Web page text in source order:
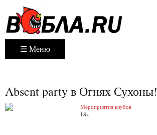
☰ Меню
Absent party в Огнях Сухоны!
Мероприятия клубов
18+